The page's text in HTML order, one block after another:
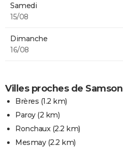
Samedi
15/08
Dimanche
16/08
Villes proches de Samson
Brères (1.2 km)
Paroy(2 km)
Ronchaux(2.2 km)
Mesmay(2.2 km)